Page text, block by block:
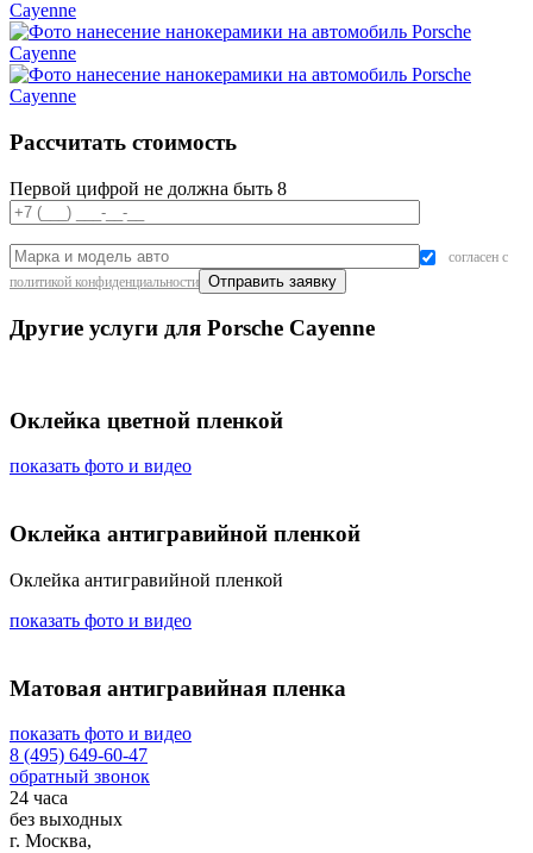
Рассчитать стоимость
Первой цифрой не должна быть 8
согласен с
политикой конфиденциальности
Другие услуги для Porsche Cayenne
Оклейка цветной пленкой
показать фото и видео
Оклейка антигравийной пленкой
Оклейка антигравийной пленкой
показать фото и видео
Матовая антигравийная пленка
показать фото и видео
8 (495) 649-60-47
обратный звонок
24 часа
без выходных
г. Москва,